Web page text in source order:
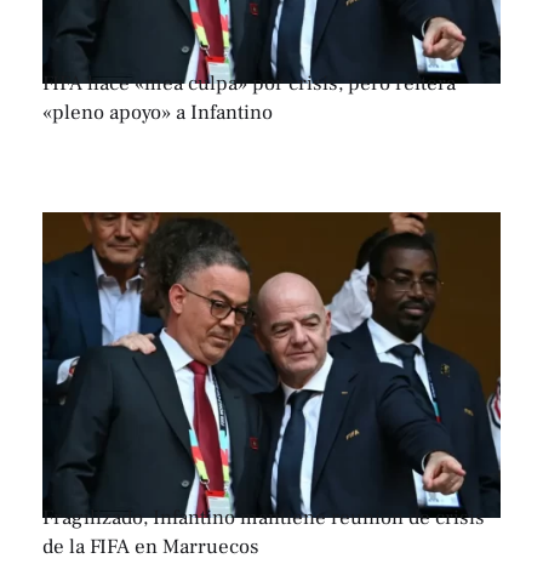
FIFA hace «mea culpa» por crisis, pero reitera
«pleno apoyo» a Infantino
Fragilizado, Infantino mantiene reunión de crisis
de la FIFA en Marruecos